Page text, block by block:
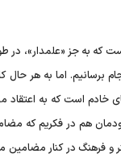
که به جز «علمدار»،
برسانیم. اما به هر
پوریا خادم، پسر ۲۲ ساله
هم در فکریم که
و فرهنگ در کنار